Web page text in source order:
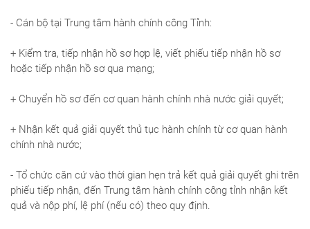
- Cán bộ tại Trung tâm hành chính công Tỉnh:
+ Kiểm tra, tiếp nhận hồ sơ hợp lệ, viết phiếu tiếp nhận hồ sơ
hoặc tiếp nhận hồ sơ qua mạng;
+ Chuyển hồ sơ đến cơ quan hành chính nhà nước giải quyết;
+ Nhận kết quả giải quyết thủ tục hành chính từ cơ quan hành
chính nhà nước;
- Tổ chức căn cứ vào thời gian hẹn trả kết quả giải quyết ghi trên
phiếu tiếp nhận, đến Trung tâm hành chính công tỉnh nhận kết
quả và nộp phí, lệ phí (nếu có) theo quy định.